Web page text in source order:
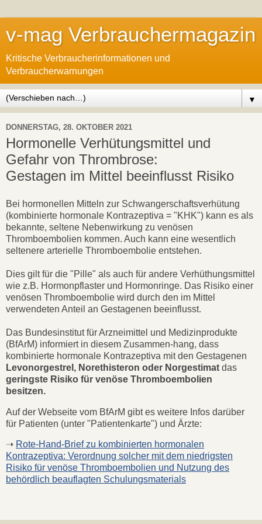
v-mag Verbrauchermagazin
Kritische Verbraucherinformationen und
Verbraucherwarnungen
▼
DONNERSTAG, 28. OKTOBER 2021
Hormonelle Verhütungsmittel und
Gefahr von Thrombrose:
Gestagen im Mittel beeinflusst Risiko
Bei hormonellen Mitteln zur Schwangerschaftsverhütung
(kombinierte hormonale Kontrazeptiva = "KHK") kann es als
bekannte, seltene Nebenwirkung zu venösen
Thromboembolien kommen. Auch kann eine wesentlich
seltenere arterielle Thromboembolie entstehen.
Dies gilt für die "Pille" als auch für andere Verhüthungsmittel
wie z.B. Hormonpflaster und Hormonringe. Das Risiko einer
venösen Thromboembolie wird durch den im Mittel
verwendeten Anteil an Gestagenen beeinflusst.
Das Bundesinstitut für Arzneimittel und Medizinprodukte
(BfArM) informiert in diesem Zusammen-hang, dass
kombinierte hormonale Kontrazeptiva mit den Gestagenen
Levonorgestrel, Norethisteron oder Norgestimat das
geringste Risiko für venöse Thromboembolien
besitzen.
Auf der Webseite vom BfArM gibt es weitere Infos darüber
für Patienten (unter "Patientenkarte") und Ärzte:
➝ Rote-Hand-Brief zu kombinierten hormonalen
Kontrazeptiva: Verordnung solcher mit dem niedrigsten
Risiko für venöse Thromboembolien und Nutzung des
behördlich beauflagten Schulungsmaterials